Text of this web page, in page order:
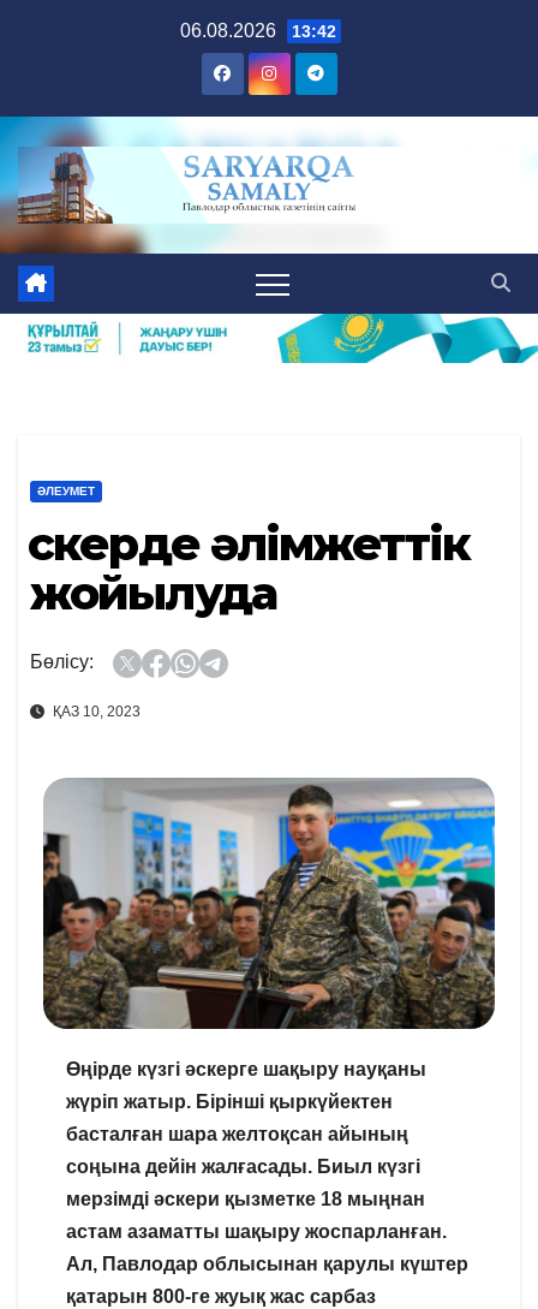
06.08.2026 13:42
ӘЛЕУМЕТ
Әскерде әлімжеттік
жойылуда
Бөлісу:
ҚАЗ 10, 2023
Өңірде күзгі әскерге шақыру науқаны
жүріп жатыр. Бірінші қыркүйектен
басталған шара желтоқсан айының
соңына дейін жалғасады. Биыл күзгі
мерзімді әскери қызметке 18 мыңнан
астам азаматты шақыру жоспарланған.
Ал, Павлодар облысынан қарулы күштер
қатарын 800-ге жуық жас сарбаз